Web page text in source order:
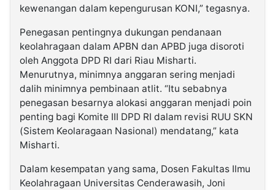
kewenangan dalam kepengurusan KONI,” tegasnya.
Penegasan pentingnya dukungan pendanaan
keolahragaan dalam APBN dan APBD juga disoroti
oleh Anggota DPD RI dari Riau Misharti.
Menurutnya, minimnya anggaran sering menjadi
dalih minimnya pembinaan atlit. “Itu sebabnya
penegasan besarnya alokasi anggaran menjadi poin
penting bagi Komite III DPD RI dalam revisi RUU SKN
(Sistem Keolaragaan Nasional) mendatang,” kata
Misharti.
Dalam kesempatan yang sama, Dosen Fakultas Ilmu
Keolahragaan Universitas Cenderawasih, Joni